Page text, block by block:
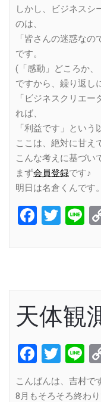
しかし、ビジネスシ
のは、
「皆さんの迷惑な
です。
(「感動」どころか
ですから、繰り返し
「ビジネスクリエ
れば、
「利益です」という
ここは、絶対に甘え
こんな考えに基づい
まず会員登録です♪
明日は名倉くんです。
天体観
こんばんは、吉村で
8月もそろそろ終わり